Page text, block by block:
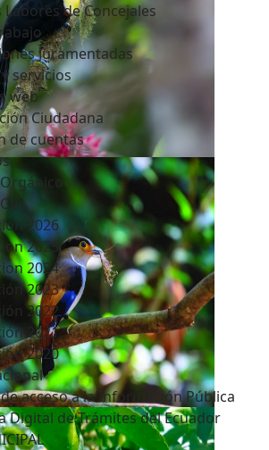
de Concejales
Juramentadas
servicios
web
Ciudadana
de cuentas
Orgánico
2026
2025
2024
2023
2022
2021
2020
acceso a la Información Pública
Digital de Trámites del Ecuador